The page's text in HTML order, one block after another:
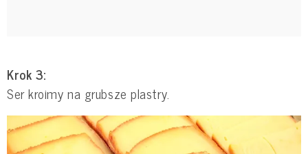
Krok 3:
Ser kroimy na grubsze plastry.